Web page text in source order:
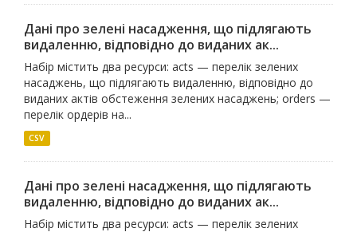
Дані про зелені насадження, що підлягають
видаленню, відповідно до виданих ак...
Набір містить два ресурси: acts — перелік зелених
насаджень, що підлягають видаленню, відповідно до
виданих актів обстеження зелених насаджень; orders —
перелік ордерів на...
CSV
Дані про зелені насадження, що підлягають
видаленню, відповідно до виданих ак...
Набір містить два ресурси: acts — перелік зелених